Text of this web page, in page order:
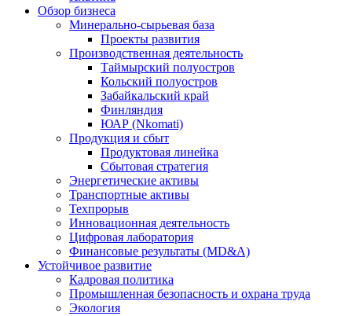
Обзор бизнеса
Минерально-сырьевая база
Проекты развития
Производственная деятельность
Таймырский полуостров
Кольский полуостров
Забайкальский край
Финляндия
ЮАР (Nkomati)
Продукция и сбыт
Продуктовая линейка
Сбытовая стратегия
Энергетические активы
Транспортные активы
Техпрорыв
Инновационная деятельность
Цифровая лаборатория
Финансовые результаты (MD&A)
Устойчивое развитие
Кадровая политика
Промышленная безопасность и охрана труда
Экология